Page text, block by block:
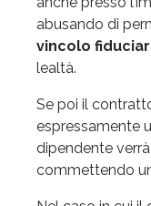
abusando di
vincolo
lealtà.
Se poi il
espressamente
dipendente
commettendo